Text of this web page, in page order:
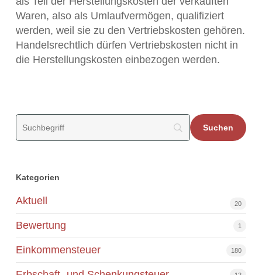
Waren, also als Umlaufvermögen, qualifiziert
werden, weil sie zu den Vertriebskosten gehören.
Handelsrechtlich dürfen Vertriebskosten nicht in
die Herstellungskosten einbezogen werden.
Kategorien
Aktuell 20
Bewertung 1
Einkommensteuer 180